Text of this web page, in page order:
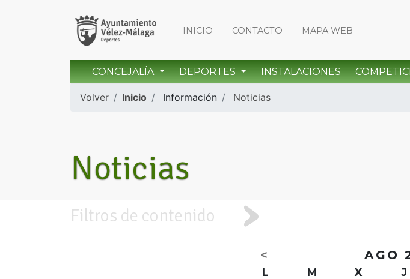
INICIO CONTACTO MAPA WEB
CONCEJALÍA DEPORTES INSTALACIONES
Volver Inicio Información Noticias
Noticias
Filtros de contenido
< AGO
L M X J